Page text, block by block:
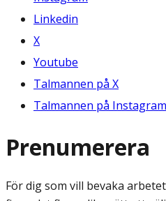
Linkedin
X
Youtube
Talmannen på X
Talmannen på Instagram
Prenumerera
För dig som vill bevaka